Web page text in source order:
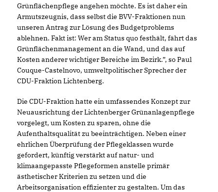
Grünflächenpflege angehen möchte. Es ist daher ein
Armutszeugnis, dass selbst die BVV-Fraktionen nun
unseren Antrag zur Lösung des Budgetproblems
ablehnen. Fakt ist: Wer am Status quo festhält, fährt das
Grünflächenmanagement an die Wand, und das auf
Kosten anderer wichtiger Bereiche im Bezirk.”, so Paul
Couque-Castelnovo, umweltpolitischer Sprecher der
CDU-Fraktion Lichtenberg.
Die CDU-Fraktion hatte ein umfassendes Konzept zur
Neuausrichtung der Lichtenberger Grünanlagenpflege
vorgelegt, um Kosten zu sparen, ohne die
Aufenthaltsqualität zu beeinträchtigen. Neben einer
ehrlichen Überprüfung der Pflegeklassen wurde
gefordert, künftig verstärkt auf natur- und
klimaangepasste Pflegeformen anstelle primär
ästhetischer Kriterien zu setzen und die
Arbeitsorganisation effizienter zu gestalten. Um das